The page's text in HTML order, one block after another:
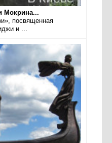
Мокрина...
посвященная
и ...